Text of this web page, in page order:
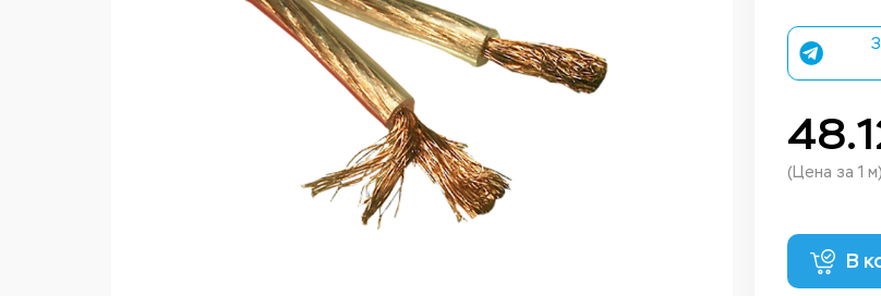
(Цена за 1 м)
В